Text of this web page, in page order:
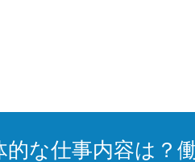
的な仕事内容は？